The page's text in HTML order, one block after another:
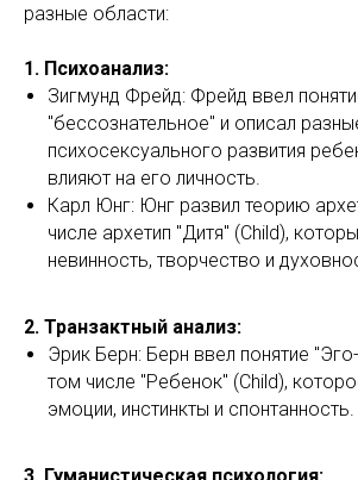
разные области:
1. Психоанализ:
Зигмунд Фрейд: Фрейд ввел
"бессознательное" и описал
психосексуального развития
влияют на его личность.
Карл Юнг: Юнг развил теорию
числе архетип "Дитя" (Child),
невинность, творчество и
2. Транзактный анализ:
Эрик Берн: Берн ввел понятие
том числе "Ребенок" (Child),
эмоции, инстинкты и спонтанность.